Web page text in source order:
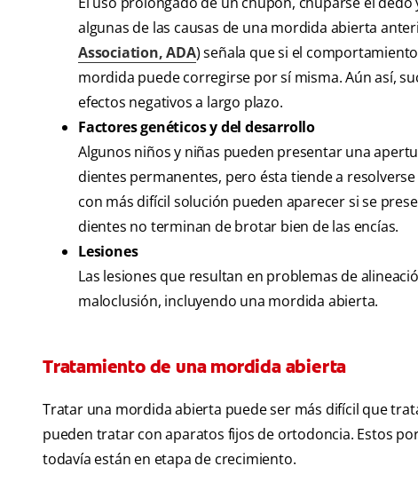
algunas de las causas de una mordida abierta
Association, ADA) señala que si el
mordida puede corregirse por sí misma. Aún así,
efectos negativos a largo plazo.
Factores genéticos y del desarrollo
Algunos niños y niñas pueden presentar una
dientes permanentes, pero ésta tiende a
con más difícil solución pueden aparecer si se
dientes no terminan de brotar bien de las encías.
Lesiones
Las lesiones que resultan en problemas de
maloclusión, incluyendo una mordida abierta.
Tratamiento de una mordida abierta
Tratar una mordida abierta puede ser más difícil que
pueden tratar con aparatos fijos de ortodoncia. Estos
todavía están en etapa de crecimiento.